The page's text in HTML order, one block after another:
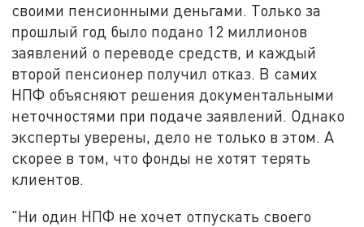
своими пенсионными деньгами. Только за
прошлый год было подано 12 миллионов
заявлений о переводе средств, и каждый
второй пенсионер получил отказ. В самих
НПФ объясняют решения документальными
неточностями при подаче заявлений. Однако
эксперты уверены, дело не только в этом. А
скорее в том, что фонды не хотят терять
клиентов.
"Ни один НПФ не хочет отпускать своего